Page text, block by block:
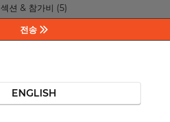
섹션 & 참가비 (5)
전송
ENGLISH